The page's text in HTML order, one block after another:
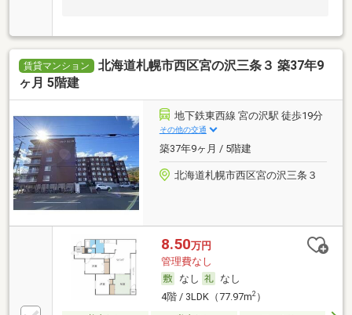
賃貸マンション
北海道札幌市西区宮の沢三条３ 築37年9
ヶ月 5階建
地下鉄東西線 宮の沢駅 徒歩19分
その他の交通
築37年9ヶ月 / 5階建
北海道札幌市西区宮の沢三条３
8.50万円
管理費なし
なし
なし
4階 / 3LDK（77.97m2）